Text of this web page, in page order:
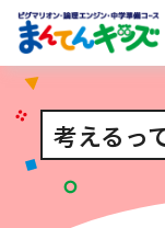
考えるっ